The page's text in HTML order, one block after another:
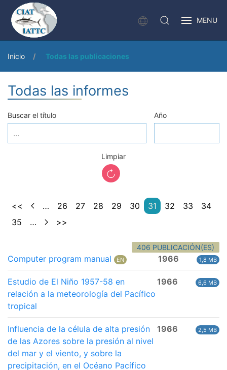
MENU
Inicio Todas las publicaciones
Todas las informes
Buscar el título Año
Limpiar
<< … 26 27 28 29 30 31 32 33
34
35
… >>
406 PUBLICACIÓN(ES)
Computer program manual EN 1966 1,8 MB
Estudio de El Niño 1957-58 en
relación a la meteorología del Pacífico
tropical
1966 6,6 MB
Influencia de la célula de alta presión
de las Azores sobre la presión al nivel
del mar y el viento, y sobre la
precipitación, en el Océano Pacífico
1966 2,5 MB